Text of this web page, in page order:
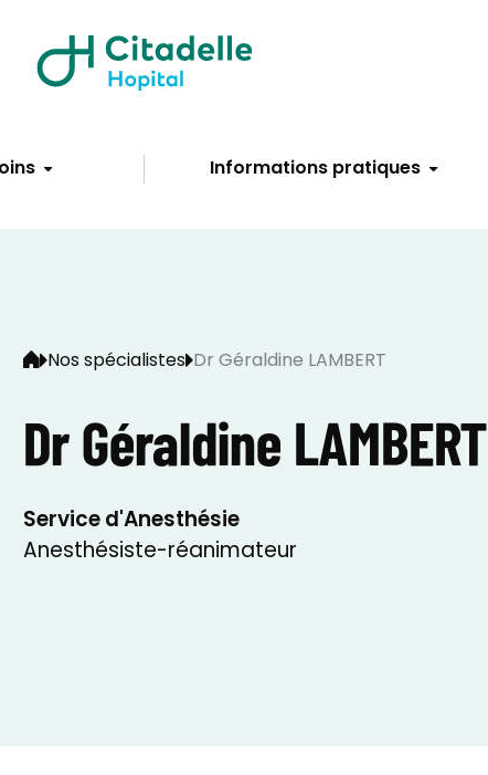
Informations pratiques
Nos spécialistes Dr Géraldine LAMBERT
Dr Géraldine LAMBERT
Service d'Anesthésie
Anesthésiste-réanimateur